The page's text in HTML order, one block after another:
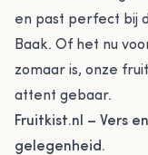
en past perfect bij
Baak. Of het nu
zomaar is, onze
attent gebaar.
Fruitkist.nl – Vers
gelegenheid.